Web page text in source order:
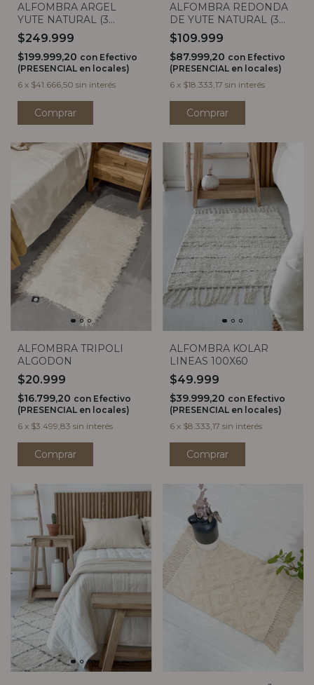
ALFOMBRA ARGEL
YUTE NATURAL (3
medidas)
$249.999
$199.999,20 con Efectivo
(PRESENCIAL en locales)
6 x $41.666,50 sin interés
Comprar
ALFOMBRA REDONDA
DE YUTE NATURAL (3
MEDIDAS)
$109.999
$87.999,20 con Efectivo
(PRESENCIAL en locales)
6 x $18.333,17 sin interés
Comprar
ALFOMBRA TRIPOLI
ALGODON
$20.999
$16.799,20 con Efectivo
(PRESENCIAL en locales)
6 x $3.499,83 sin interés
Comprar
ALFOMBRA KOLAR
LINEAS 100X60
$49.999
$39.999,20 con Efectivo
(PRESENCIAL en locales)
6 x $8.333,17 sin interés
Comprar